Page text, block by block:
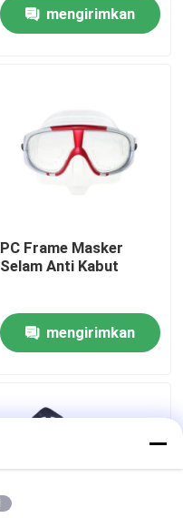
mengirimkan
PC Frame Masker
Selam Anti Kabut
mengirimkan